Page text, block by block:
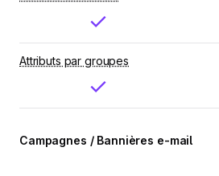
Attributs par groupes
Campagnes / Bannières e-mail